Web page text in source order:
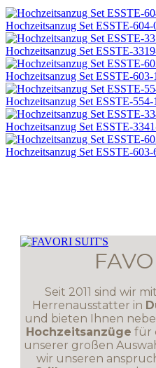
Hochzeitsanzug Set ESSTE-604-
Hochzeitsanzug Set ESSTE-
Hochzeitsanzug Set ESSTE-603-
Hochzeitsanzug Set ESSTE-554-1
Hochzeitsanzug Set ESSTE-
Hochzeitsanzug Set ESSTE-603-
Seit 2011 sind wir
Herrenausstatter in
und bieten Ihnen
Hochzeitsanzüge für
unserer großen
wir unseren